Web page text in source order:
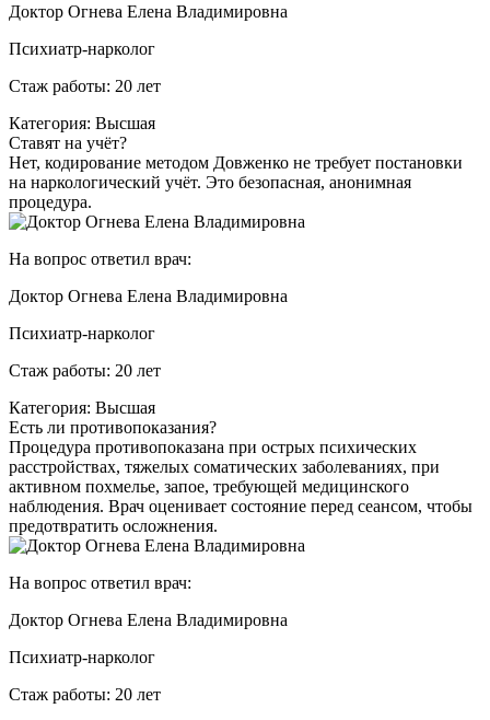
Доктор Огнева Елена Владимировна
Психиатр-нарколог
Стаж работы: 20 лет
Категория: Высшая
Ставят на учёт?
Нет, кодирование методом Довженко не требует постановки
на наркологический учёт. Это безопасная, анонимная
процедура.
На вопрос ответил врач:
Доктор Огнева Елена Владимировна
Психиатр-нарколог
Стаж работы: 20 лет
Категория: Высшая
Есть ли противопоказания?
Процедура противопоказана при острых психических
расстройствах, тяжелых соматических заболеваниях, при
активном похмелье, запое, требующей медицинского
наблюдения. Врач оценивает состояние перед сеансом, чтобы
предотвратить осложнения.
На вопрос ответил врач:
Доктор Огнева Елена Владимировна
Психиатр-нарколог
Стаж работы: 20 лет